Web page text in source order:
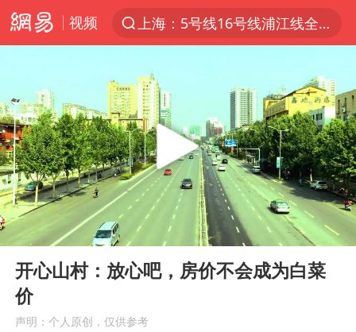
视频
上海：5号线16号线浦江线全线停运
上海有出现龙卷潜势
上海全域长途客运班次全部停运
今日15时起福州地铁高架区段停运
白海豚逼近浙闽沿海
1枚就能让航母瘫痪 轰-6J实力有多强
王艺迪2-4不敌张本美和止步4强
国足U17与阿森纳决赛取消 并列冠军
王传君 《披荆斩棘》
Play
00:00 02:20
开心山村：放心吧，房价不会成为白菜
价
声明：个人原创，仅供参考